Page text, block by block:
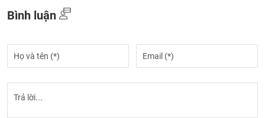
Bình luận